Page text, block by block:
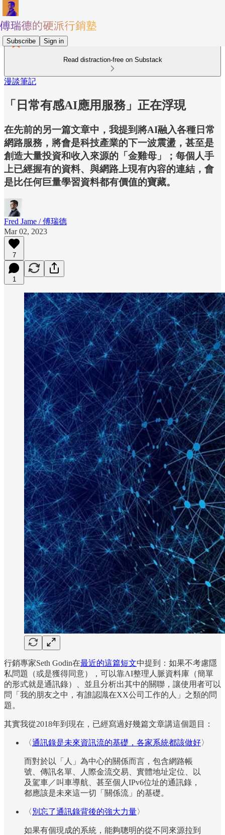
Subscribe Sign in
Read distraction-free on Substack
漫談筆記
「日常有感AI應用服務」正在浮現
在先前的另一篇文章中，我提到將AI融入各種日常
網路服務，將會是科技產業的下一波震盪，甚至是
創造大量投資和收入來源的「金雞母」；每個人手
上已經握有的資料、與網路上現有內容的連結，會
是比任何巨量學習資料都有價值的寶藏。
Fred Jame / 傅瑞德
Mar 02, 2023
7
1
行銷專家Seth Godin在最近的這篇短文中提到：如果不考慮隱
私問題（或是獲得同意），可以靠AI整理人脈資料庫（簡單
的形式就是通訊錄）、並且分析出其中的關聯，讓使用者可以
問「我的朋友之中，有誰認識在XX公司工作的人」之類的問
題。
其實我從2018年到現在，已經寫過好幾篇文章講這個題目：
〈通訊錄是未來資訊流的基礎，各家系統都該做好〉
而對於以「人」為中心的關係而言，包含網路帳
號、傳訊名單、人際金流交易、實體地址定位、以
及駕車／叫車導航、甚至個人IPv6位址的通訊錄，
都應該是未來這一切「關係流」的基礎。
〈 別忘了通訊錄背後的強大力量〉
如果有個現成的系統，能夠聰明的從不同來源拉到